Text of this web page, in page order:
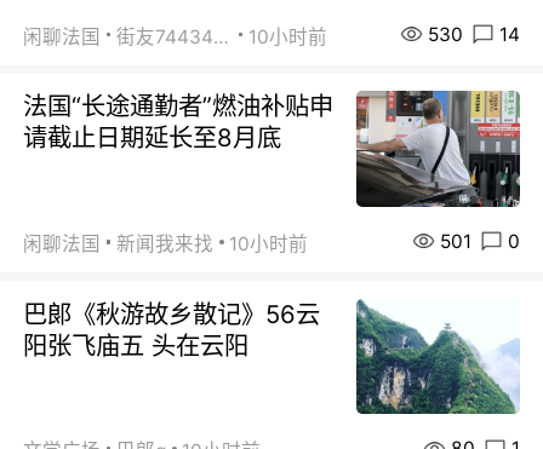
闲聊法国 街友74434350 10小时前 530 14
法国“长途通勤者”燃油补贴申
请截止日期延长至8月底
闲聊法国 新闻我来找 10小时前 501 0
巴郞《秋游故乡散记》56云
阳张飞庙五 头在云阳